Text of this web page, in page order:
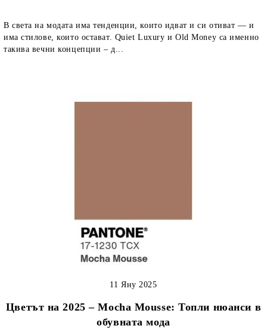
В света на модата има тенденции, които идват и си отиват — и
има стилове, които остават. Quiet Luxury и Old Money са именно
такива вечни концепции – д...
Цветът на 2025 – Mocha Mousse: Топли нюанси в
обувната мода
11 Яну 2025